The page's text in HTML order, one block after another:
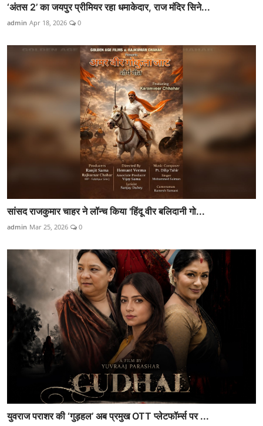
‘अंतस 2’ का जयपुर प्रीमियर रहा धमाकेदार, राज मंदिर सिने...
admin Apr 18, 2026 0
सांसद राजकुमार चाहर ने लॉन्च किया 'हिंदू वीर बलिदानी गो...
admin Mar 25, 2026 0
युवराज पराशर की ‘गुड़हल’ अब प्रमुख OTT प्लेटफॉर्म्स पर ...